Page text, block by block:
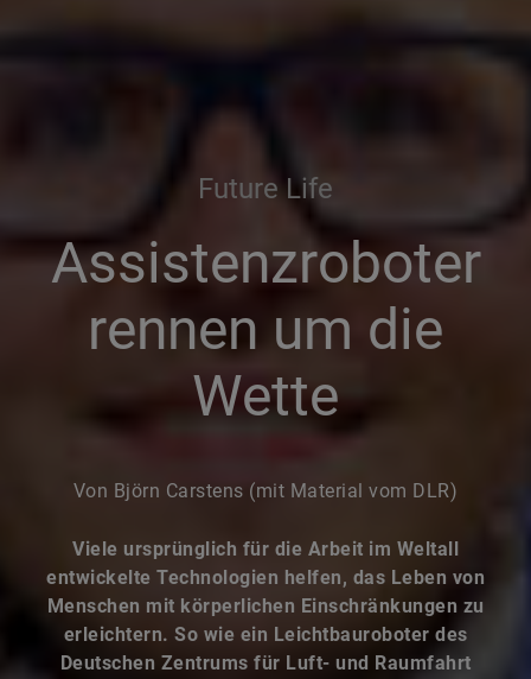
Future Life
Assistenzroboter
rennen um die
Wette
Von Björn Carstens (mit Material vom DLR)
Viele ursprünglich für die Arbeit im Weltall
entwickelte Technologien helfen, das Leben von
Menschen mit körperlichen Einschränkungen zu
erleichtern. So wie ein Leichtbauroboter des
Deutschen Zentrums für Luft- und Raumfahrt